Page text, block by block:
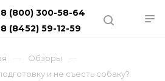
8 (800) 300-58-64
8 (8452) 59-12-59
Обзоры
и не съесть собаку?